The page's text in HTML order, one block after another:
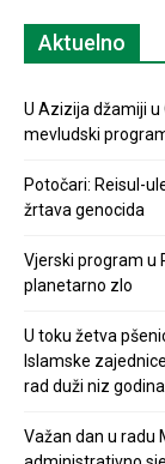
Aktuelno
U Azizija džamiji u
mevludski
Potočari: Reisul-
žrtava genocida
Vjerski program u
planetarno zlo
U toku žetva
Islamske
rad duži niz godina
Važan dan u radu